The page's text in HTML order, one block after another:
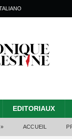
EDITORIAUX
ACCUEIL